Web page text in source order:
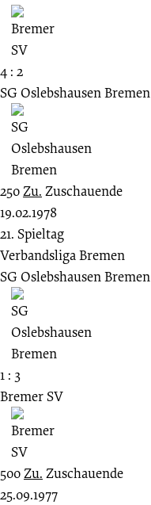
4 : 2
SG Oslebshausen Bremen
250Zu. Zuschauende
19.02.1978
21. Spieltag
Verbandsliga Bremen
SG Oslebshausen Bremen
1 : 3
Bremer SV
500Zu. Zuschauende
25.09.1977